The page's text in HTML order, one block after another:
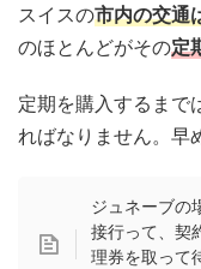
スイスの市内の交通
のほとんどがその定
定期を購入するまで
ればなりません。早
ジュネーブの
接行って、契
理券を取って